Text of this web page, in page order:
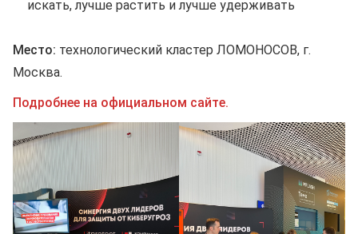
искать, лучше растить и лучше удерживать
Место: технологический кластер ЛОМОНОСОВ, г.
Москва.
Подробнее на официальном сайте.